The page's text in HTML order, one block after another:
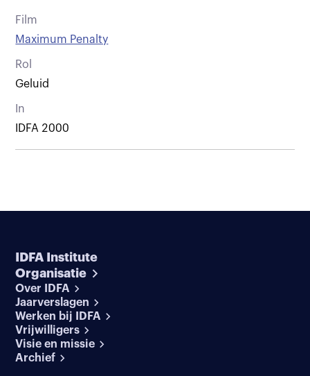
Film
Maximum Penalty
Rol
Geluid
In
IDFA 2000
IDFA Institute
Organisatie
Over IDFA
Jaarverslagen
Werken bij IDFA
Vrijwilligers
Visie en missie
Archief